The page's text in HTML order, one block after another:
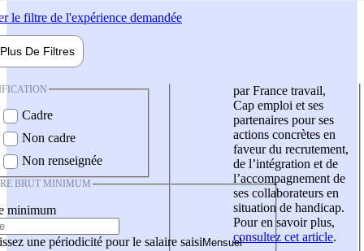
le filtre de l'expérience demandée
Plus De Filtres
Cadre
Non cadre
Non renseignée
BRUT MINIMUM
minimum
une périodicité pour le salaire saisi
par France travail,
Cap emploi et ses
partenaires pour ses
actions concrètes en
faveur du recrutement,
de l’intégration et de
l’accompagnement de
ses collaborateurs en
situation de handicap.
Pour en savoir plus,
consultez cet article.